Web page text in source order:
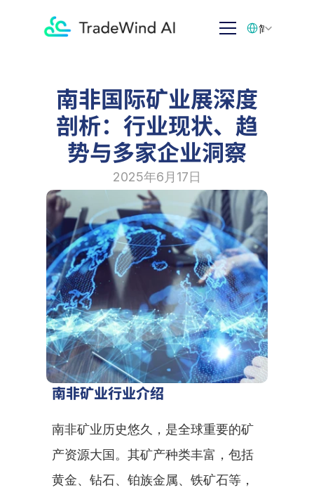
南非国际矿业展深度
剖析：行业现状、趋
势与多家企业洞察
2025年6月17日
南非矿业行业介绍
南非矿业历史悠久，是全球重要的矿
产资源大国。其矿产种类丰富，包括
黄金、钻石、铂族金属、铁矿石等，
简体中文